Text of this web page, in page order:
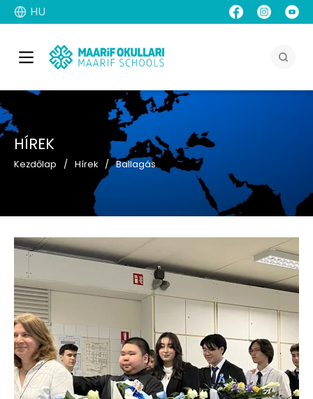
HU
HÍREK
Kezdőlap Hírek Ballagás